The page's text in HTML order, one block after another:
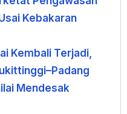
Kebakaran
Kembali Terjadi,
Mendesak